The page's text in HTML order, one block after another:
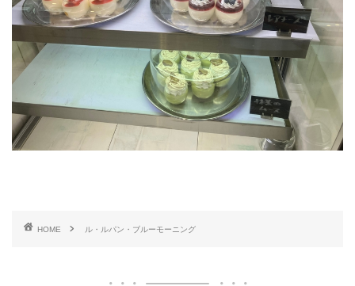
HOME ル・ルパン・ブルーモーニング